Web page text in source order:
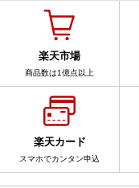
楽天市場
商品数は1億点以上
楽天カード
スマホでカンタン申込